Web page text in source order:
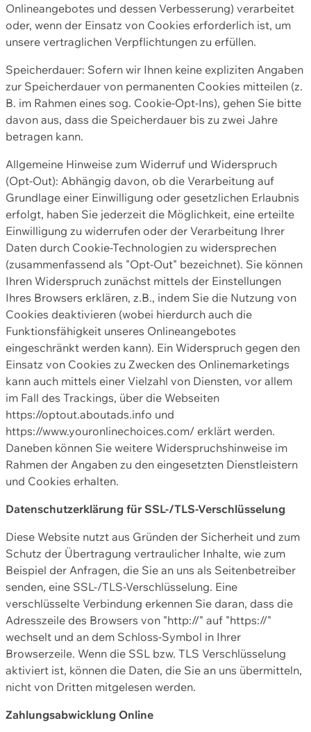
Onlineangebotes und dessen Verbesserung) verarbeitet
oder, wenn der Einsatz von Cookies erforderlich ist, um
unsere vertraglichen Verpflichtungen zu erfüllen.
Speicherdauer: Sofern wir Ihnen keine expliziten Angaben
zur Speicherdauer von permanenten Cookies mitteilen (z.
B. im Rahmen eines sog. Cookie-Opt-Ins), gehen Sie bitte
davon aus, dass die Speicherdauer bis zu zwei Jahre
betragen kann.
Allgemeine Hinweise zum Widerruf und Widerspruch
(Opt-Out): Abhängig davon, ob die Verarbeitung auf
Grundlage einer Einwilligung oder gesetzlichen Erlaubnis
erfolgt, haben Sie jederzeit die Möglichkeit, eine erteilte
Einwilligung zu widerrufen oder der Verarbeitung Ihrer
Daten durch Cookie-Technologien zu widersprechen
(zusammenfassend als "Opt-Out" bezeichnet). Sie können
Ihren Widerspruch zunächst mittels der Einstellungen
Ihres Browsers erklären, z.B., indem Sie die Nutzung von
Cookies deaktivieren (wobei hierdurch auch die
Funktionsfähigkeit unseres Onlineangebotes
eingeschränkt werden kann). Ein Widerspruch gegen den
Einsatz von Cookies zu Zwecken des Onlinemarketings
kann auch mittels einer Vielzahl von Diensten, vor allem
im Fall des Trackings, über die Webseiten
https://optout.aboutads.info und
https://www.youronlinechoices.com/ erklärt werden.
Daneben können Sie weitere Widerspruchshinweise im
Rahmen der Angaben zu den eingesetzten Dienstleistern
und Cookies erhalten.
Datenschutzerklärung für SSL-/TLS-Verschlüsselung
Diese Website nutzt aus Gründen der Sicherheit und zum
Schutz der Übertragung vertraulicher Inhalte, wie zum
Beispiel der Anfragen, die Sie an uns als Seitenbetreiber
senden, eine SSL-/TLS-Verschlüsselung. Eine
verschlüsselte Verbindung erkennen Sie daran, dass die
Adresszeile des Browsers von "http://" auf "https://"
wechselt und an dem Schloss-Symbol in Ihrer
Browserzeile. Wenn die SSL bzw. TLS Verschlüsselung
aktiviert ist, können die Daten, die Sie an uns übermitteln,
nicht von Dritten mitgelesen werden.
Zahlungsabwicklung Online